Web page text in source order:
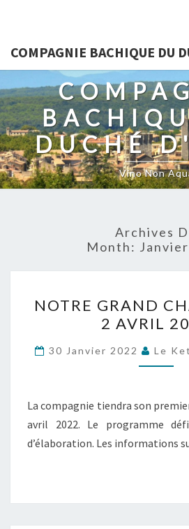
COMPAGNIE BACHIQUE DU
DUCHÉ
Vino Non
Archives
Month:
DU
2
2022
NOTRE GRAND
2 AVRIL
30 Janvier 2022 Le
La compagnie tiendra son
avril 2022. Le programme
d’élaboration. Les informations